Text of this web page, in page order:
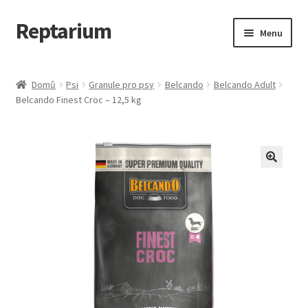
Přeskočit
na
Přejít
k
webu
Reptarium Menu
Košík
Domů Psi Granule pro psy Belcando
Belcando Adult
Belcando Finest Croc – 12,5 kg